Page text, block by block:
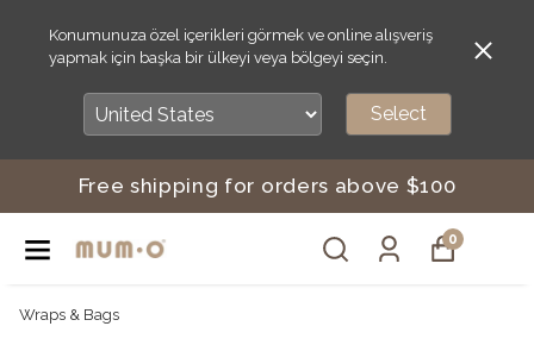
Konumunuza özel içerikleri görmek ve online alışveriş
yapmak için başka bir ülkeyi veya bölgeyi seçin.
Select
Free shipping for orders above $100
0
Wraps & Bags